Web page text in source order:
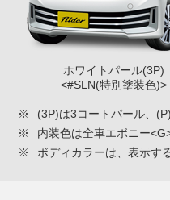
ホワイトパール(3P)
<#SLN(特別塗装色)>
※
(3P)は3コートパール、
※
内装色は全車エボニー
※
ボディカラーは、表示す